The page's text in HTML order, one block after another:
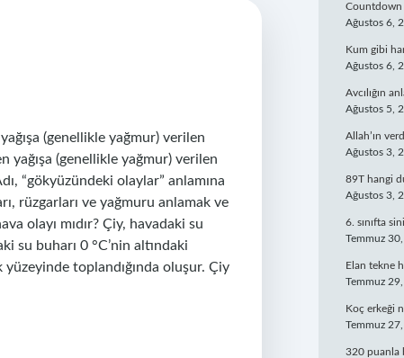
(genellikle yağmur) verilen
yağışa (genellikle yağmur) verilen
“gökyüzündeki olaylar” anlamına
rüzgarları ve yağmuru anlamak ve
olayı mıdır? Çiy, havadaki su
su buharı 0 °C’nin altındaki
yüzeyinde toplandığında oluşur. Çiy
Countdown
Ağustos 6,
Kum gibi
Ağustos 6,
Avcılığın
Ağustos 5,
Allah’ın
Ağustos 3,
89T hangi
Ağustos 3,
6. sınıfta
Temmuz
Elan tekne
Temmuz
Koç erkeği
Temmuz
320 puanla